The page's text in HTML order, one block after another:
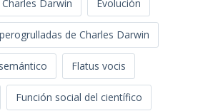
Darwin Evolución
de Charles Darwin
Flatus vocis
Función social del científico